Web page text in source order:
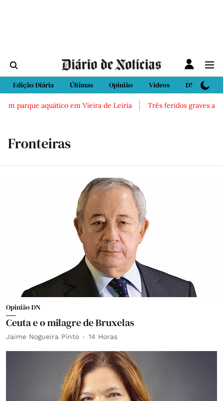
Edição Diária Últimas Opinião Vídeos DN Sport
aquático em Vieira de Leiria Três feridos graves após
Fronteiras
Opinião DN
Ceuta e o milagre de Bruxelas
Jaime Nogueira Pinto 14 Horas